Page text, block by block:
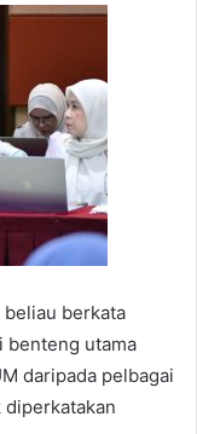
berkata
benteng utama
daripada pelbagai